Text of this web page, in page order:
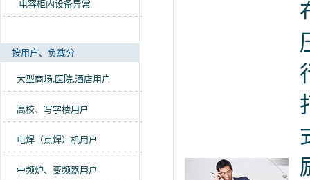
电容柜内设备异常
按用户、负载分
大型商场,医院,酒店用户
高校、写字楼用户
电焊（点焊）机用户
中频炉、变频器用户